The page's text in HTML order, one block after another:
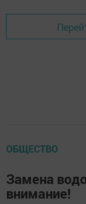
ОБЩЕСТВО
Замена
внимание!